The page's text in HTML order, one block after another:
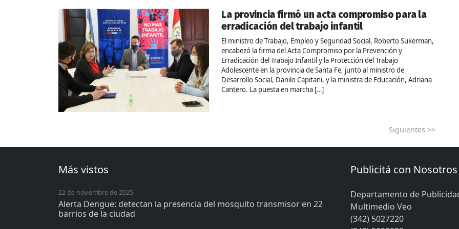
La provincia firmó un acta compromiso para la
erradicación del trabajo infantil
El ministro de Trabajo, Empleo y Seguridad Social, Roberto Sukerman,
encabezó la firma del Acta Compromiso por la Prevención y
Erradicación del Trabajo Infantil y la Protección del Trabajo
Adolescente en la provincia de Santa Fe, junto al ministro de
Desarrollo Social, Danilo Capitani, y la ministra de Educación, Adriana
Cantero. La puesta en marcha […]
Siguientes >>
Más vistos
22 de noviembre de 2025
Alerta Dengue: detectan la presencia del mosquito transmisor en 22
barrios de la ciudad
Publicitá con Nosotros
Departamento de
Multimedio Veo
(342) 5027220